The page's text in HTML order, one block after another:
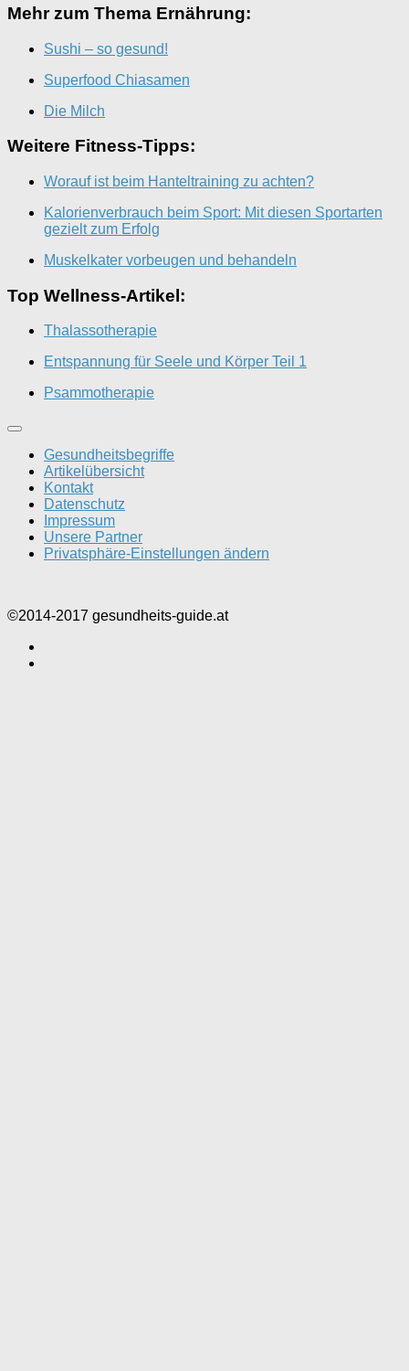
Mehr zum Thema Ernährung:
Sushi – so gesund!
Superfood Chiasamen
Die Milch
Weitere Fitness-Tipps:
Worauf ist beim Hanteltraining zu achten?
Kalorienverbrauch beim Sport: Mit diesen Sportarten
gezielt zum Erfolg
Muskelkater vorbeugen und behandeln
Top Wellness-Artikel:
Thalassotherapie
Entspannung für Seele und Körper Teil 1
Psammotherapie
Gesundheitsbegriffe
Artikelübersicht
Kontakt
Datenschutz
Impressum
Unsere Partner
Privatsphäre-Einstellungen ändern
©2014-2017 gesundheits-guide.at